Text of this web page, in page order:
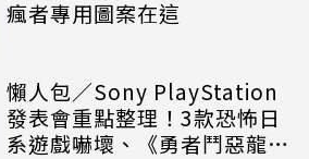
瘋者專用圖案在這
懶人包／Sony PlayStation
發表會重點整理！3款恐怖日
系遊戲嚇壞、《勇者鬥惡龍VII